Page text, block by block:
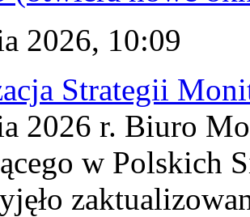
2026, 10:09
Strategii
2026 r. Biuro
w Polskich